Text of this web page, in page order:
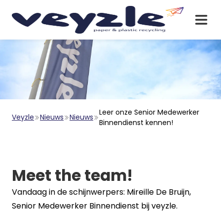
Veyzle Nieuws Nieuws
Leer onze Senior Medewerker
Binnendienst kennen!
Meet the team!
Vandaag in de schijnwerpers: Mireille De Bruijn,
Senior Medewerker Binnendienst bij veyzle.